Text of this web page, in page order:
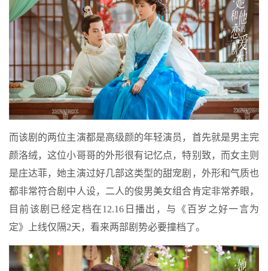
而该剧的两位主演都是高级颜的年轻演员，首先就是男主完
颜洛绒，这位小哥哥的外形很有记忆点，特别致，而女主则
是庄达菲，她主演过好几部这类型的甜宠剧，外形和气质也
都非常符合剧中人设，二人的俊男美女组合肯定非常养眼，
目前该剧已经定档在12.16日播出，与《百岁之好一言为
定》上线仅隔2天，看来两部剧势必要撞档了。